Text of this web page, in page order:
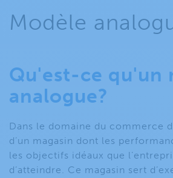
Modèle
Qu'est-ce qu'un
analogue?
Dans le domaine du commerce
d’un magasin dont les
les objectifs idéaux que
d’atteindre. Ce magasin sert